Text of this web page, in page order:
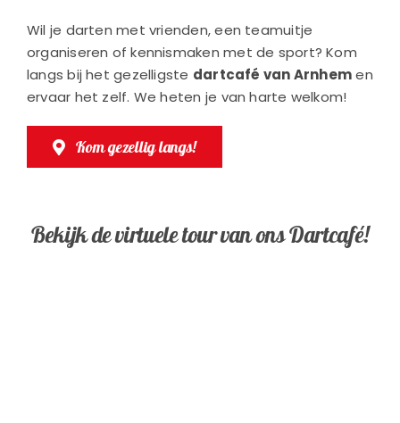
Wil je darten met vrienden, een teamuitje
organiseren of kennismaken met de sport? Kom
langs bij het gezelligste dartcafé van Arnhemen
ervaar het zelf. We heten je van harte welkom!
Kom gezellig langs!
Bekijk de virtuele tour van ons Dartcafé!